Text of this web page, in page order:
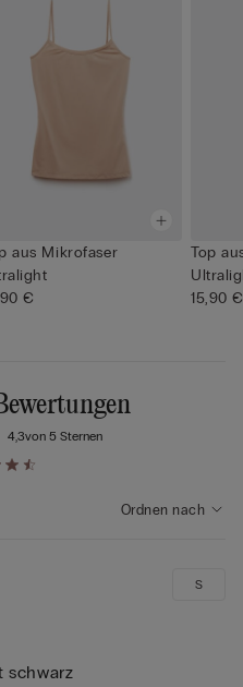
aus Mikrofaser
€
Top
15,90 €
4,3von 5 Sternen
Ordnen nach
schwarz
S